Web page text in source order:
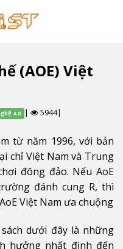
(AOE) Việt
4.0 | 5944|
từ năm 1996, với bản
chỉ Việt Nam và Trung
đông đảo. Nếu AoE
đánh cung R, thì
Việt Nam ưa chuộng
dưới đây là những
hưởng nhất định đến